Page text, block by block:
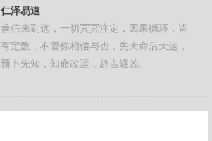
仁泽易道
善信来到这，一切冥冥注定，因果循环，皆
有定数，不管你相信与否，先天命后天运，
预卜先知，知命改运，趋吉避凶。